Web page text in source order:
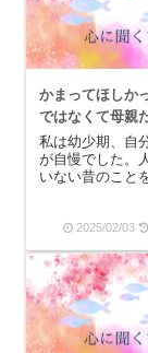
かまってほしか
ではなくて母親
私は幼少期、自
が自慢でした。
いない昔のこと
ょう。だから、
生の時の作文に
ている中で一番
話を書いたんで
は、近所の公園
っ...
2025/02/03